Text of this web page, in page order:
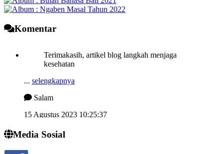
Komentar
kesehatan
Media Sosial